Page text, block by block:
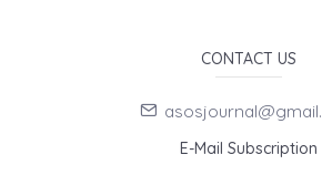
CONTACT US
E-Mail Subscription